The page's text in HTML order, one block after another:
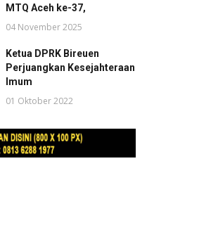
MTQ Aceh ke-37,
04 November 2025
Ketua DPRK Bireuen
Perjuangkan Kesejahteraan
Imum
01 Oktober 2022